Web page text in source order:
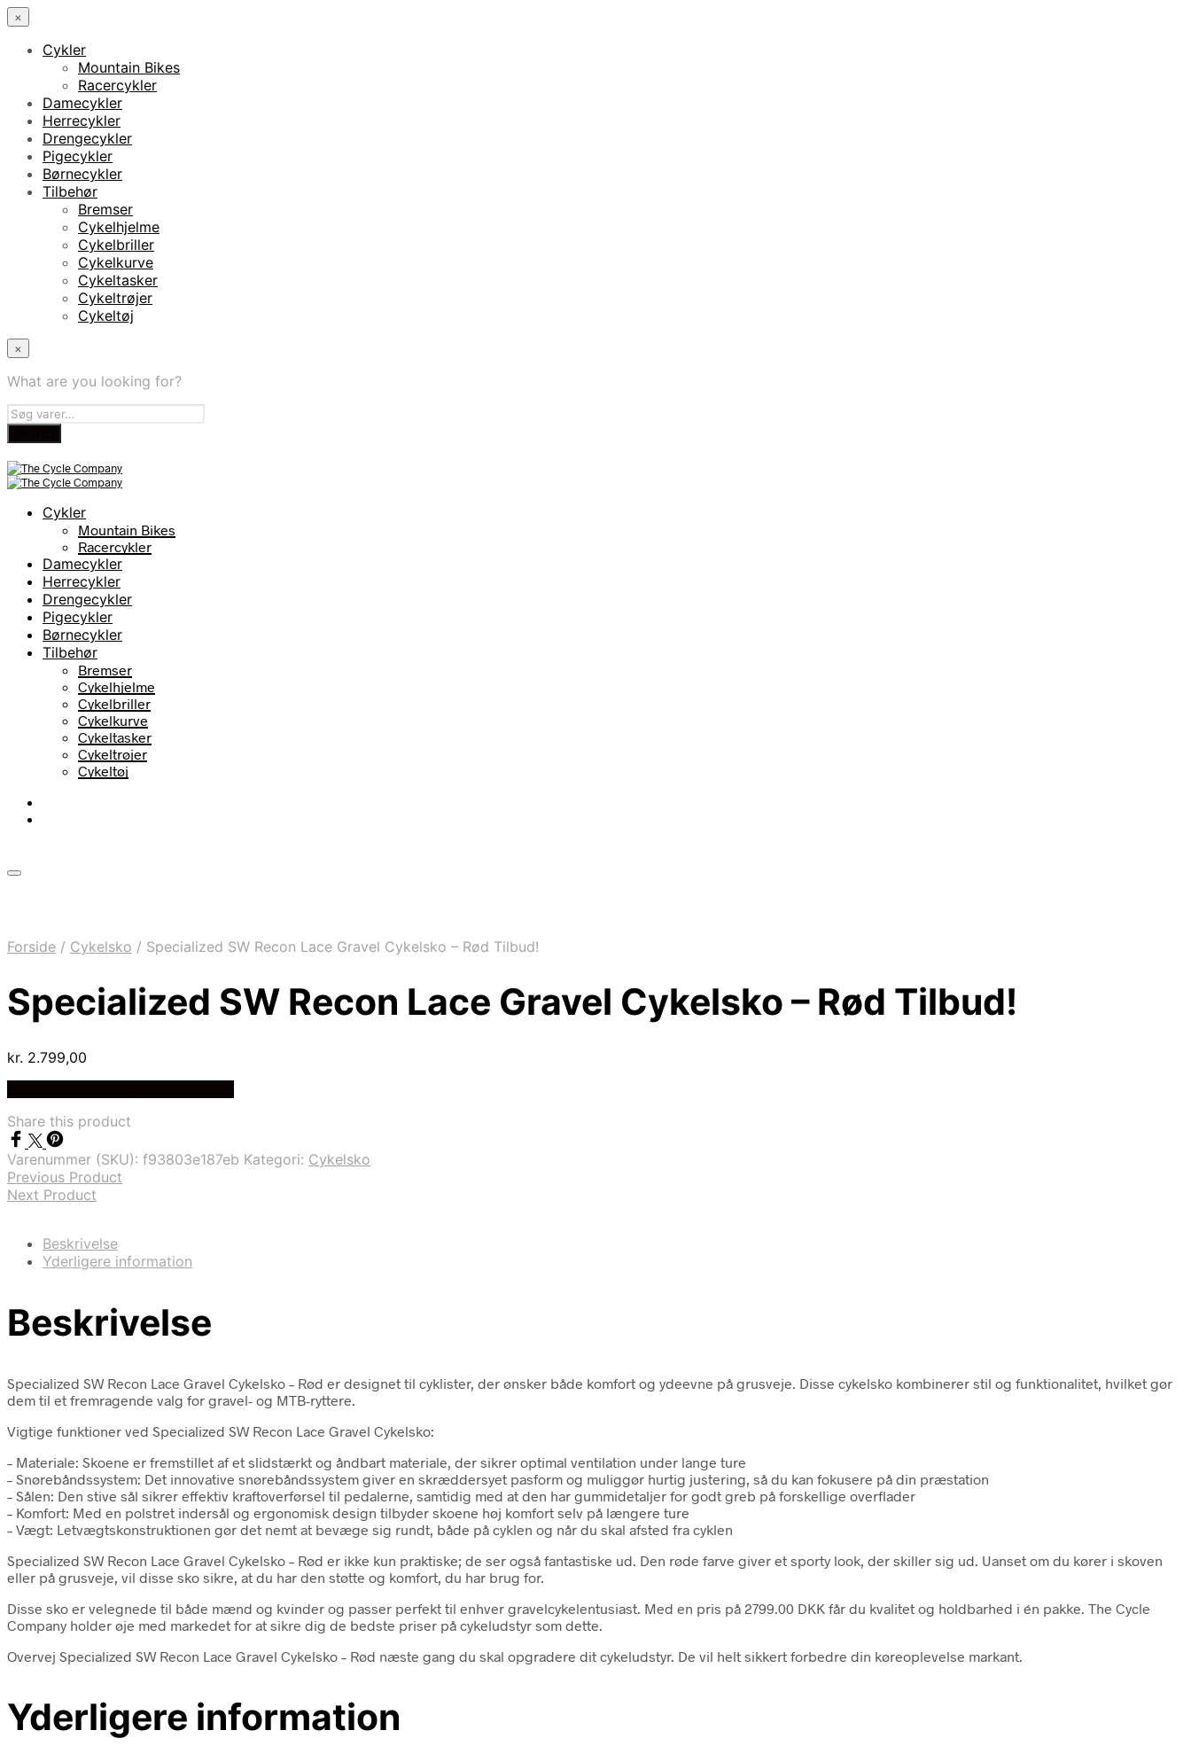
×
Cykler
Mountain Bikes
Racercykler
Damecykler
Herrecykler
Drengecykler
Pigecykler
Børnecykler
Tilbehør
Bremser
Cykelhjelme
Cykelbriller
Cykelkurve
Cykeltasker
Cykeltrøjer
Cykeltøj
×
What are you looking for?
Cykler
Mountain Bikes
Racercykler
Damecykler
Herrecykler
Drengecykler
Pigecykler
Børnecykler
Tilbehør
Bremser
Cykelhjelme
Cykelbriller
Cykelkurve
Cykeltasker
Cykeltrøjer
Cykeltøj
Forside / Cykelsko / Specialized SW Recon Lace Gravel Cykelsko – Rød Tilbud!
Specialized SW Recon Lace Gravel Cykelsko – Rød Tilbud!
kr. 2.799,00
Share this product
Varenummer (SKU): f93803e187eb Kategori: Cykelsko
Previous Product
Next Product
Beskrivelse
Yderligere information
Beskrivelse
Specialized SW Recon Lace Gravel Cykelsko – Rød er designet til cyklister, der ønsker både komfort og ydeevne på grusveje. Disse cykelsko kombinerer stil og funktionalitet, hvilket gør
dem til et fremragende valg for gravel- og MTB-ryttere.
Vigtige funktioner ved Specialized SW Recon Lace Gravel Cykelsko:
– Materiale: Skoene er fremstillet af et slidstærkt og åndbart materiale, der sikrer optimal ventilation under lange ture
– Snørebåndssystem: Det innovative snørebåndssystem giver en skræddersyet pasform og muliggør hurtig justering, så du kan fokusere på din præstation
– Sålen: Den stive sål sikrer effektiv kraftoverførsel til pedalerne, samtidig med at den har gummidetaljer for godt greb på forskellige overflader
– Komfort: Med en polstret indersål og ergonomisk design tilbyder skoene høj komfort selv på længere ture
– Vægt: Letvægtskonstruktionen gør det nemt at bevæge sig rundt, både på cyklen og når du skal afsted fra cyklen
Specialized SW Recon Lace Gravel Cykelsko – Rød er ikke kun praktiske; de ser også fantastiske ud. Den røde farve giver et sporty look, der skiller sig ud. Uanset om du kører i skoven
eller på grusveje, vil disse sko sikre, at du har den støtte og komfort, du har brug for.
Disse sko er velegnede til både mænd og kvinder og passer perfekt til enhver gravelcykelentusiast. Med en pris på 2799.00 DKK får du kvalitet og holdbarhed i én pakke. The Cycle
Company holder øje med markedet for at sikre dig de bedste priser på cykeludstyr som dette.
Overvej Specialized SW Recon Lace Gravel Cykelsko – Rød næste gang du skal opgradere dit cykeludstyr. De vil helt sikkert forbedre din køreoplevelse markant.
Yderligere information